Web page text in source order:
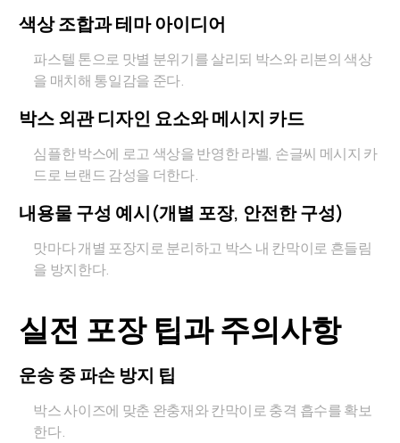
색상 조합과 테마 아이디어
파스텔 톤으로 맛별 분위기를 살리되 박스와 리본의 색상
을 매치해 통일감을 준다.
박스 외관 디자인 요소와 메시지 카드
심플한 박스에 로고 색상을 반영한 라벨, 손글씨 메시지 카
드로 브랜드 감성을 더한다.
내용물 구성 예시(개별 포장, 안전한 구성)
맛마다 개별 포장지로 분리하고 박스 내 칸막이로 흔들림
을 방지한다.
실전 포장 팁과 주의사항
운송 중 파손 방지 팁
박스 사이즈에 맞춘 완충재와 칸막이로 충격 흡수를 확보
한다.